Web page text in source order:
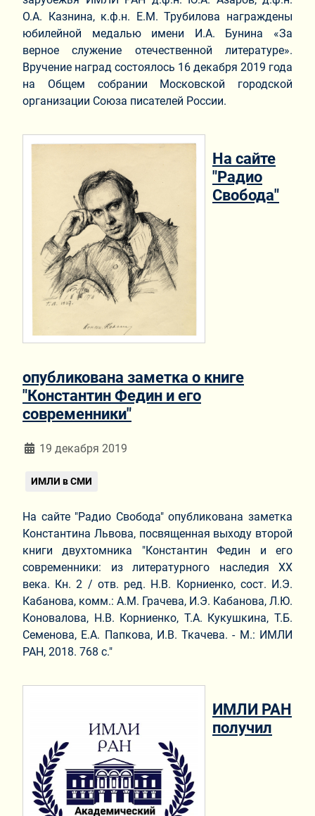
О.А. Казнина, к.ф.н. Е.М. Трубилова награждены
юбилейной медалью имени И.А. Бунина «За
верное служение отечественной литературе».
Вручение наград состоялось 16 декабря 2019 года
на Общем собрании Московской городской
организации Союза писателей России.
На сайте
"Радио
Свобода"
опубликована заметка о книге
"Константин Федин и его
современники"
Информация о материале
19 декабря 2019
ИМЛИ в СМИ
На сайте "Радио Свобода" опубликована заметка
Константина Львова, посвященная выходу второй
книги двухтомника "Константин Федин и его
современники: из литературного наследия XX
века. Кн. 2 / отв. ред. Н.В. Корниенко, сост. И.Э.
Кабанова, комм.: А.М. Грачева, И.Э. Кабанова, Л.Ю.
Коновалова, Н.В. Корниенко, Т.А. Кукушкина, Т.Б.
Семенова, Е.А. Папкова, И.В. Ткачева. - М.: ИМЛИ
РАН, 2018. 768 с."
ИМЛИ РАН
получил